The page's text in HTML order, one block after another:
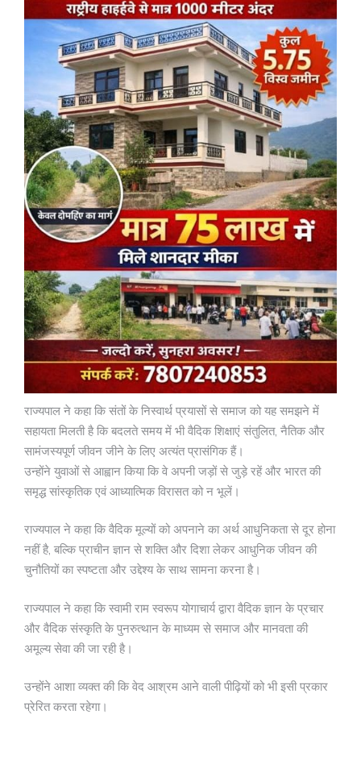
राज्यपाल ने कहा कि संतों के निस्वार्थ प्रयासों से समाज को यह समझने में
सहायता मिलती है कि बदलते समय में भी वैदिक शिक्षाएं संतुलित, नैतिक और
सामंजस्यपूर्ण जीवन जीने के लिए अत्यंत प्रासंगिक हैं।
उन्होंने युवाओं से आह्वान किया कि वे अपनी जड़ों से जुड़े रहें और भारत की
समृद्ध सांस्कृतिक एवं आध्यात्मिक विरासत को न भूलें।
राज्यपाल ने कहा कि वैदिक मूल्यों को अपनाने का अर्थ आधुनिकता से दूर होना
नहीं है, बल्कि प्राचीन ज्ञान से शक्ति और दिशा लेकर आधुनिक जीवन की
चुनौतियों का स्पष्टता और उद्देश्य के साथ सामना करना है।
राज्यपाल ने कहा कि स्वामी राम स्वरूप योगाचार्य द्वारा वैदिक ज्ञान के प्रचार
और वैदिक संस्कृति के पुनरुत्थान के माध्यम से समाज और मानवता की
अमूल्य सेवा की जा रही है।
उन्होंने आशा व्यक्त की कि वेद आश्रम आने वाली पीढ़ियों को भी इसी प्रकार
प्रेरित करता रहेगा।